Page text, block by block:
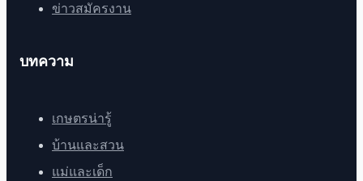
ข่าวสมัครงาน
บทความ
เกษตรน่ารู้
บ้านและสวน
แม่และเด็ก